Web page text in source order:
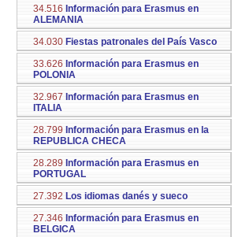
34.516 Información para Erasmus en
ALEMANIA
34.030 Fiestas patronales del País Vasco
33.626 Información para Erasmus en
POLONIA
32.967 Información para Erasmus en
ITALIA
28.799 Información para Erasmus en la
REPUBLICA CHECA
28.289 Información para Erasmus en
PORTUGAL
27.392 Los idiomas danés y sueco
27.346 Información para Erasmus en
BELGICA